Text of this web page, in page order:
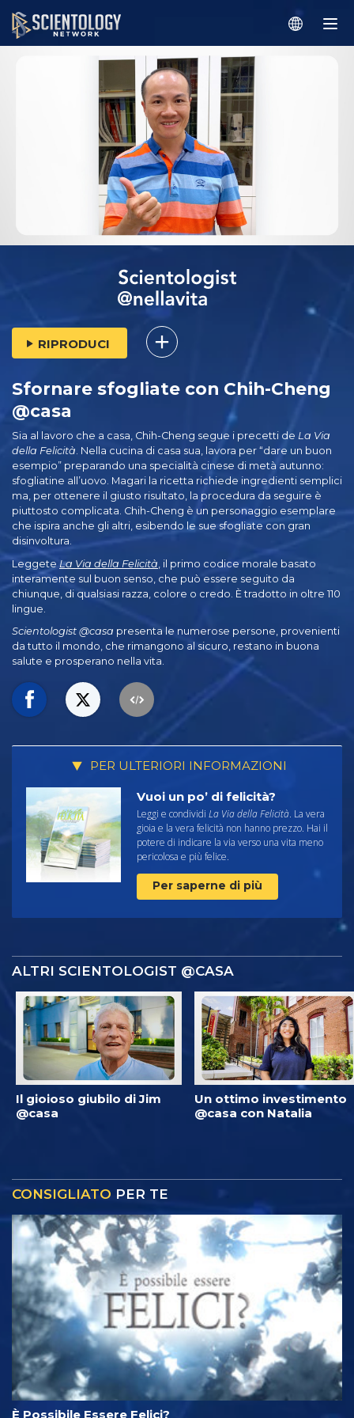
RIPRODUCI
Sfornare sfogliate con Chih-Cheng
@casa
Sia al lavoro che a casa, Chih-Cheng segue i precetti de La Via
della Felicità . Nella cucina di casa sua, lavora per “dare un buon
esempio” preparando una specialità cinese di metà autunno:
sfogliatine all’uovo. Magari la ricetta richiede ingredienti semplici
ma, per ottenere il giusto risultato, la procedura da seguire è
piuttosto complicata. Chih-Cheng è un personaggio esemplare
che ispira anche gli altri, esibendo le sue sfogliate con gran
disinvoltura.
Leggete La Via della Felicità , il primo codice morale basato
interamente sul buon senso, che può essere seguito da
chiunque, di qualsiasi razza, colore o credo. È tradotto in oltre 110
lingue.
Scientologist @casa presenta le numerose persone, provenienti
da tutto il mondo, che rimangono al sicuro, restano in buona
salute e prosperano nella vita.
PER ULTERIORI INFORMAZIONI
Vuoi un po’ di felicità?
Leggi e condividi La Via della Felicità. La vera
gioia e la vera felicità non hanno prezzo. Hai il
potere di indicare la via verso una vita meno
pericolosa e più felice.
Per saperne di più
ALTRI SCIENTOLOGIST @CASA
Il gioioso giubilo di Jim
@casa
Un ottimo investimento
@casa con Natalia
CONSIGLIATO PER TE
È Possibile Essere Felici?